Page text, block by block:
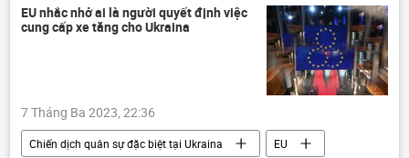
Hoa Kỳ
Joe Biden
Báo chí thế giới
viện trợ quân sự
EU nhắc nhở ai là người quyết định việc
cung cấp xe tăng cho Ukraina
7 Tháng Ba 2023, 22:36
Chiến dịch quân sự đặc biệt tại Ukraina
EU